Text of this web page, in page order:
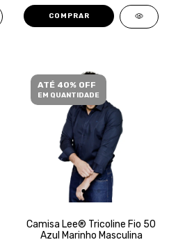
COMPRAR
ATÉ 40% OFF
EM QUANTIDADE
Camisa Lee® Tricoline Fio 50
Azul Marinho Masculina